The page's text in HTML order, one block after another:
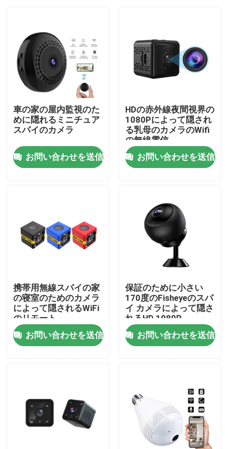
家へ
わたしたち に つい て
工場 ツアー
品質管理
連絡 ください
引金 を 求め て ください
車の家の屋内監視のた
めに隠れるミニチュア
スパイのカメラ
お問い合わせを送信
HDの赤外線夜間視界の
1080Pによって隠され
る乳母のカメラのWifi
の無線電信
お問い合わせを送信
携帯用無線スパイの家
の寝室のためのカメラ
によって隠されるWiFi
のリモート
お問い合わせを送信
保証のために小さい
170度のFisheyeのスパ
イ カメラによって隠さ
れるHD 1080P
お問い合わせを送信